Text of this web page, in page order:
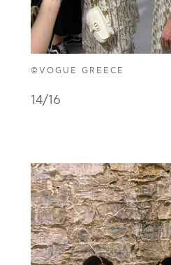
©VOGUE GREECE
14/16